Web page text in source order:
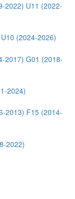
2022) U11 (2022-
(2024-2026)
2017) G01 (2018-
2024)
2013) F15 (2014-
2022)